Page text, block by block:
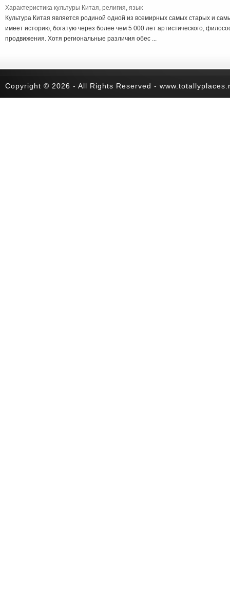
Характеристика культуры Китая, религия, язык
Культура Китая является родиной одной из всемирных самых старых и
имеет историю, богатую через более чем 5 000 лет артистического,
продвижения. Хотя региональные различия обес ...
Copyright © 2026 - All Rights Reserved -